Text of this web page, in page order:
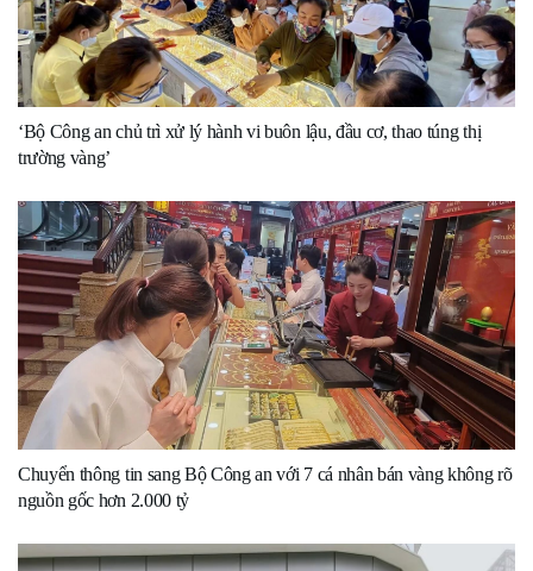
‘Bộ Công an chủ trì xử lý hành vi buôn lậu, đầu cơ, thao túng thị
trường vàng’
Chuyển thông tin sang Bộ Công an với 7 cá nhân bán vàng không rõ
nguồn gốc hơn 2.000 tỷ